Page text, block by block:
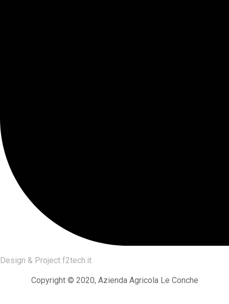
Design & Project f2tech.it
Copyright © 2020, Azienda Agricola Le Conche